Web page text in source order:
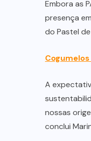
Embora as
presença
do Pastel
A
nossas
conclui